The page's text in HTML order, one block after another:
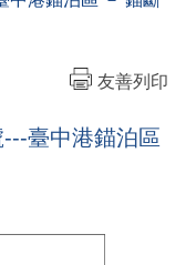
友善列印
臺中港錨泊區